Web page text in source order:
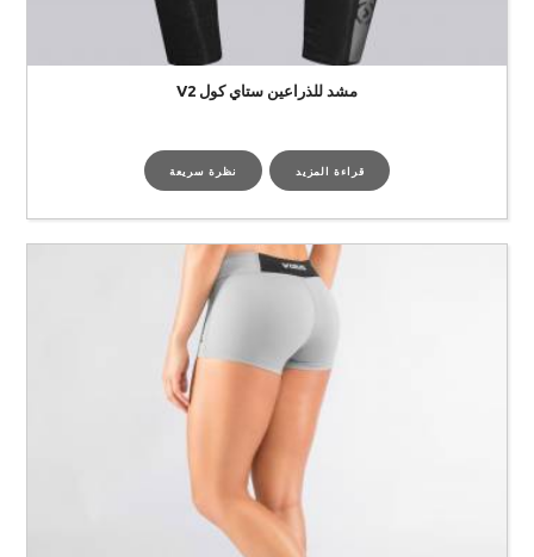
مشد للذراعين ستاي كول V2
قراءة المزيد نظرة سريعة